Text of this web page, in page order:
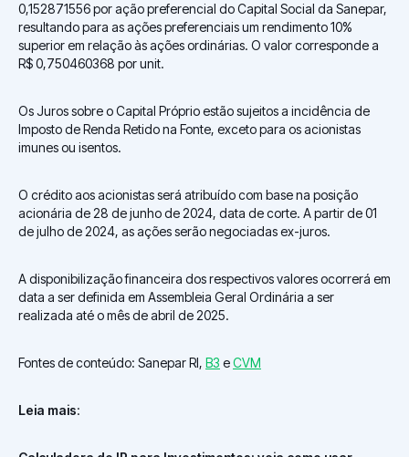
0,152871556 por ação preferencial do Capital Social da Sanepar,
resultando para as ações preferenciais um rendimento 10%
superior em relação às ações ordinárias. O valor corresponde a
R$ 0,750460368 por unit.
Os Juros sobre o Capital Próprio estão sujeitos a incidência de
Imposto de Renda Retido na Fonte, exceto para os acionistas
imunes ou isentos.
O crédito aos acionistas será atribuído com base na posição
acionária de 28 de junho de 2024, data de corte. A partir de 01
de julho de 2024, as ações serão negociadas ex-juros.
A disponibilização financeira dos respectivos valores ocorrerá em
data a ser definida em Assembleia Geral Ordinária a ser
realizada até o mês de abril de 2025.
Fontes de conteúdo: Sanepar RI, B3 eCVM
Leia mais: